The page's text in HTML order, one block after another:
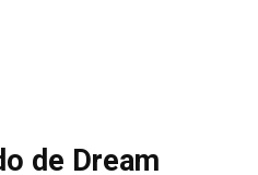
de Dream